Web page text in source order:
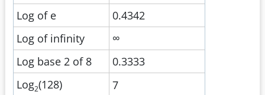
Log of e
0.4342
Log of infinity
∞
Log base 2 of 8
0.3333
Log2(128)
7